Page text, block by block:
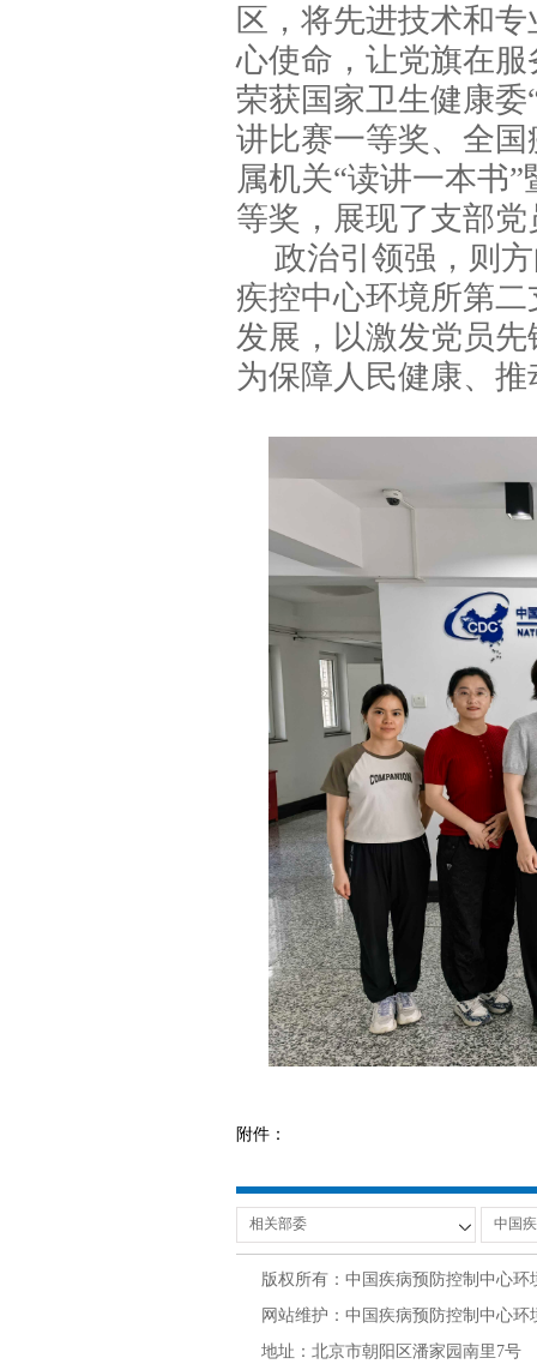
区，将先进技术和
心使命，让党旗在
荣获国家卫生健康委
讲比赛一等奖、全
属机关“读讲一本书
等奖，展现了支部
政治引领强，则
疾控中心环境所第
发展，以激发党员
为保障人民健康、
附件：
版权所有：中国疾病预防控制中心环
网站维护：中国疾病预防控制中心
地址：北京市朝阳区潘家园南里7号